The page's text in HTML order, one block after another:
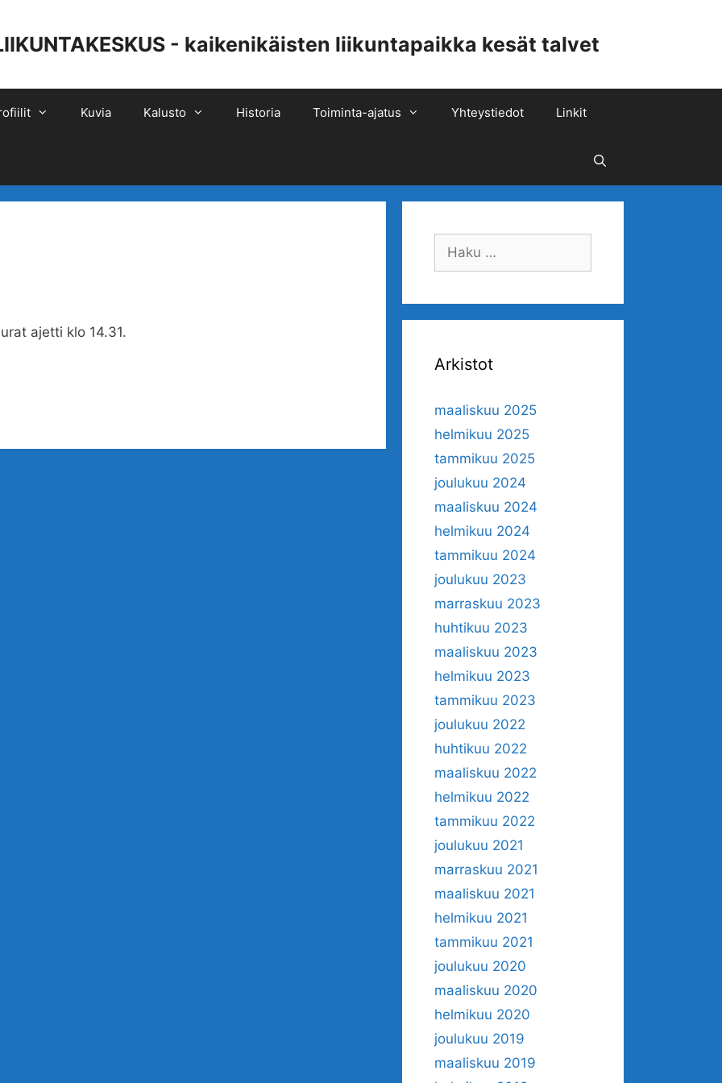
- kaikenikäisten liikuntapaikka kesät talvet
Kuvia Kalusto Historia Toiminta-ajatus Yhteystiedot Linkit
ajetti klo 14.31.
Haku:
Arkistot
maaliskuu 2025
helmikuu 2025
tammikuu 2025
joulukuu 2024
maaliskuu 2024
helmikuu 2024
tammikuu 2024
joulukuu 2023
marraskuu 2023
huhtikuu 2023
maaliskuu 2023
helmikuu 2023
tammikuu 2023
joulukuu 2022
huhtikuu 2022
maaliskuu 2022
helmikuu 2022
tammikuu 2022
joulukuu 2021
marraskuu 2021
maaliskuu 2021
helmikuu 2021
tammikuu 2021
joulukuu 2020
maaliskuu 2020
helmikuu 2020
joulukuu 2019
maaliskuu 2019